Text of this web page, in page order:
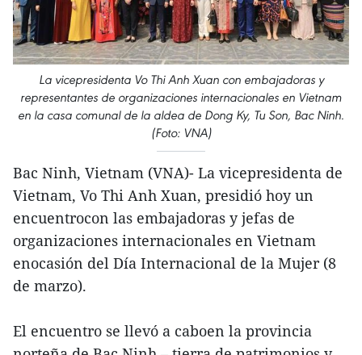
La vicepresidenta Vo Thi Anh Xuan con embajadoras y
representantes de organizaciones internacionales en Vietnam
en la casa comunal de la aldea de Dong Ky, Tu Son, Bac Ninh.
(Foto: VNA)
Bac Ninh, Vietnam (VNA)- La vicepresidenta de
Vietnam, Vo Thi Anh Xuan, presidió hoy un
encuentrocon las embajadoras y jefas de
organizaciones internacionales en Vietnam
enocasión del Día Internacional de la Mujer (8
de marzo).
El encuentro se llevó a caboen la provincia